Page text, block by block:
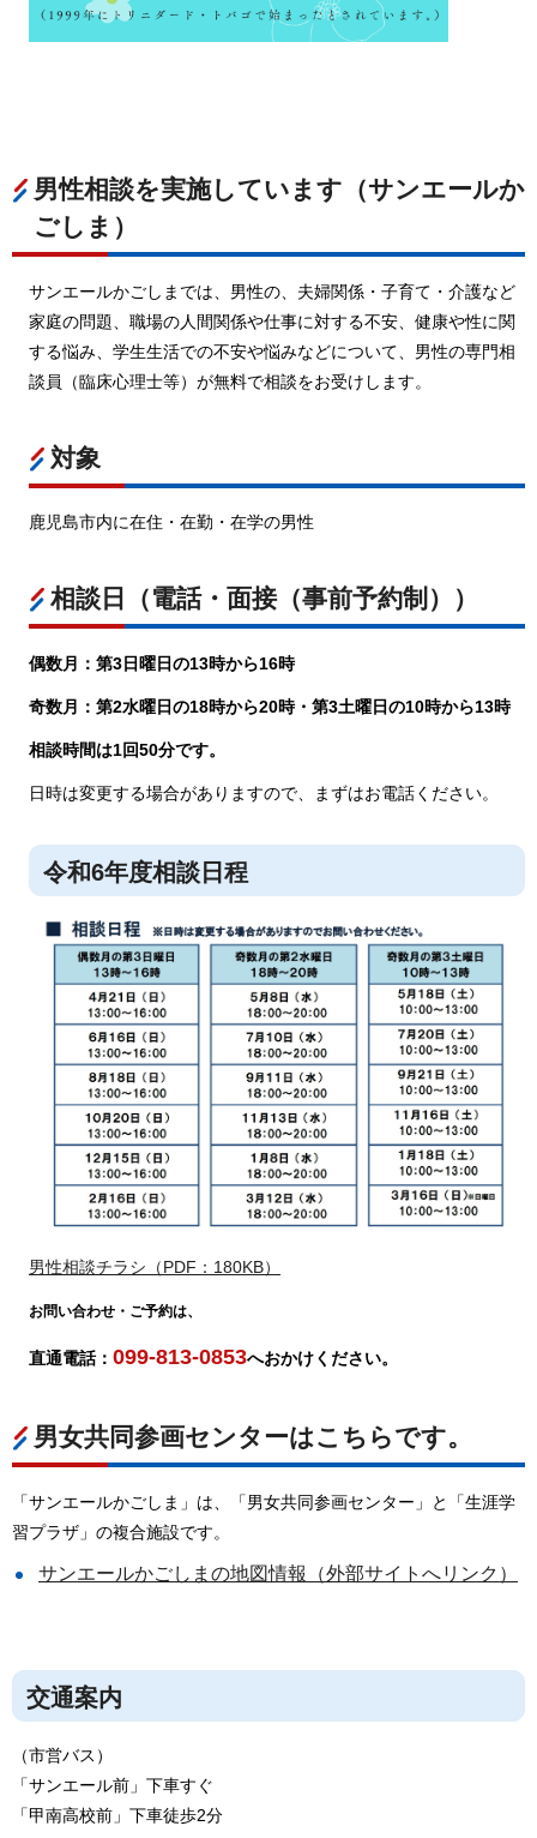
男性相談を実施しています（サンエールか
ごしま）
サンエールかごしまでは、男性の、夫婦関係・子育て・介護など
家庭の問題、職場の人間関係や仕事に対する不安、健康や性に関
する悩み、学生生活での不安や悩みなどについて、男性の専門相
談員（臨床心理士等）が無料で相談をお受けします。
対象
鹿児島市内に在住・在勤・在学の男性
相談日（電話・面接（事前予約制））
偶数月：第3日曜日の13時から16時
奇数月：第2水曜日の18時から20時・第3土曜日の10時から13時
相談時間は1回50分です。
日時は変更する場合がありますので、まずはお電話ください。
令和6年度相談日程
男性相談チラシ（PDF：180KB）
お問い合わせ・ご予約は、
直通電話： 099-813-0853へおかけください。
男女共同参画センターはこちらです。
「サンエールかごしま」は、「男女共同参画センター」と「生涯学
習プラザ」の複合施設です。
サンエールかごしまの地図情報（外部サイトへリンク）
交通案内
（市営バス）
「サンエール前」下車すぐ
「甲南高校前」下車徒歩2分